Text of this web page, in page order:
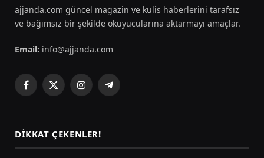
ajjanda.com güncel magazin ve kulis haberlerini tarafsız
ve bağımsız bir şekilde okuyucularına aktarmayı amaçlar.
Email: info@ajjanda.com
Facebook
X
InstagramTelegram
DIKKAT ÇEKENLER!